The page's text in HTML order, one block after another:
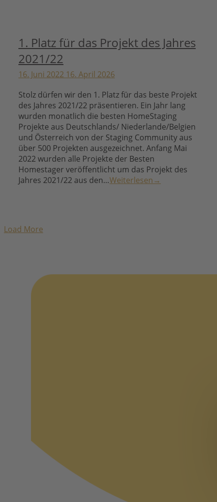
1. Platz für das Projekt des Jahres
2021/22
16. Juni 2022 16. April 2026
Stolz dürfen wir den 1. Platz für das beste Projekt
des Jahres 2021/22 präsentieren. Ein Jahr lang
wurden monatlich die besten HomeStaging
Projekte aus Deutschlands/ Niederlande/Belgien
und Österreich von der Staging Community aus
über 500 Projekten ausgezeichnet. Anfang Mai
2022 wurden alle Projekte der Besten
Homestager veröffentlicht um das Projekt des
Jahres 2021/22 aus den…Weiterlesen→
Pagination
Load More